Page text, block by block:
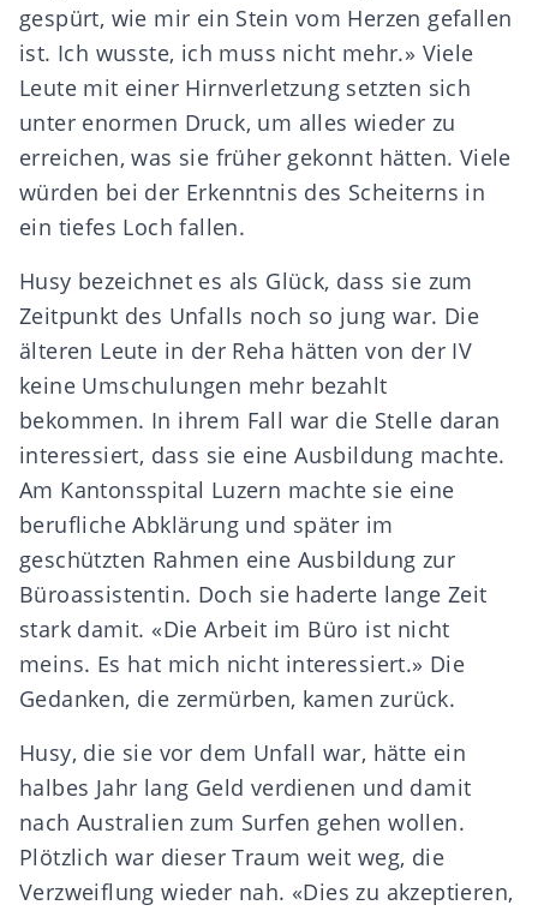
gespürt, wie mir ein Stein vom Herzen gefallen
ist. Ich wusste, ich muss nicht mehr.» Viele
Leute mit einer Hirnverletzung setzten sich
unter enormen Druck, um alles wieder zu
erreichen, was sie früher gekonnt hätten. Viele
würden bei der Erkenntnis des Scheiterns in
ein tiefes Loch fallen.
Husy bezeichnet es als Glück, dass sie zum
Zeitpunkt des Unfalls noch so jung war. Die
älteren Leute in der Reha hätten von der IV
keine Umschulungen mehr bezahlt
bekommen. In ihrem Fall war die Stelle daran
interessiert, dass sie eine Ausbildung machte.
Am Kantonsspital Luzern machte sie eine
berufliche Abklärung und später im
geschützten Rahmen eine Ausbildung zur
Büroassistentin. Doch sie haderte lange Zeit
stark damit. «Die Arbeit im Büro ist nicht
meins. Es hat mich nicht interessiert.» Die
Gedanken, die zermürben, kamen zurück.
Husy, die sie vor dem Unfall war, hätte ein
halbes Jahr lang Geld verdienen und damit
nach Australien zum Surfen gehen wollen.
Plötzlich war dieser Traum weit weg, die
Verzweiflung wieder nah. «Dies zu akzeptieren,